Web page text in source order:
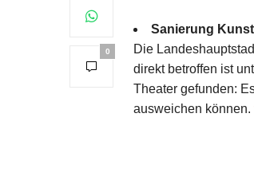
0
Sanierung
Die
direkt betroffen ist
Theater gefunden:
ausweichen können.